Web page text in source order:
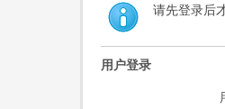
请先登录后
用户登录